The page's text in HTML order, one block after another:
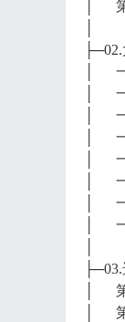
│ 第
│ 一
│ 一
│ 一
│ 一
│ 一
│ 一
│ 一
│ 一
│ 第
│ 第